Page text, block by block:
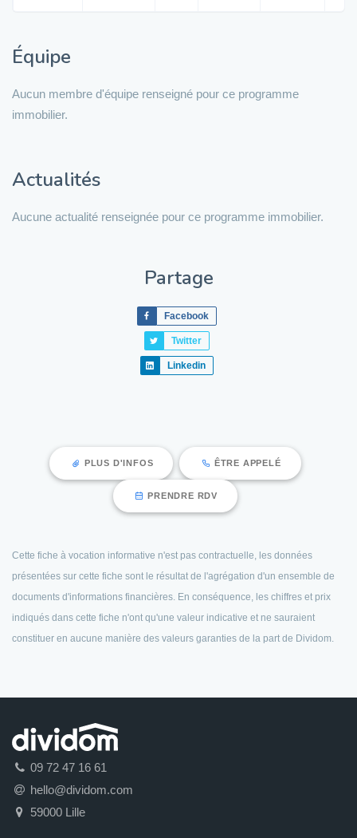
Équipe
Aucun membre d'équipe renseigné pour ce programme
immobilier.
Actualités
Aucune actualité renseignée pour ce programme immobilier.
Partage
Facebook
Twitter
Linkedin
PLUS D'INFOS ÊTRE APPELÉ
PRENDRE RDV
Cette fiche à vocation informative n'est pas contractuelle, les données
présentées sur cette fiche sont le résultat de l'agrégation d'un ensemble de
documents d'informations financières. En conséquence, les chiffres et prix
indiqués dans cette fiche n'ont qu'une valeur indicative et ne sauraient
constituer en aucune manière des valeurs garanties de la part de Dividom.
09 72 47 16 61
hello@dividom.com
59000 Lille